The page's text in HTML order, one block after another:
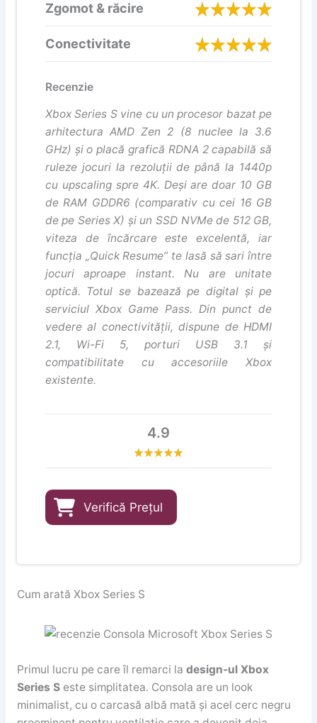
Zgomot & răcire
Conectivitate
Recenzie
Xbox Series S vine cu un procesor bazat pe
arhitectura AMD Zen 2 (8 nuclee la 3.6
GHz) și o placă grafică RDNA 2 capabilă să
ruleze jocuri la rezoluții de până la 1440p
cu upscaling spre 4K. Deși are doar 10 GB
de RAM GDDR6 (comparativ cu cei 16 GB
de pe Series X) și un SSD NVMe de 512 GB,
viteza de încărcare este excelentă, iar
funcția „Quick Resume” te lasă să sari între
jocuri aproape instant. Nu are unitate
optică. Totul se bazează pe digital și pe
serviciul Xbox Game Pass. Din punct de
vedere al conectivității, dispune de HDMI
2.1, Wi-Fi 5, porturi USB 3.1 și
compatibilitate cu accesoriile Xbox
existente.
4.9
Verifică Prețul
Cum arată Xbox Series S
Primul lucru pe care îl remarci la design-ul Xbox
Series Seste simplitatea. Consola are un look
minimalist, cu o carcasă albă mată și acel cerc negru